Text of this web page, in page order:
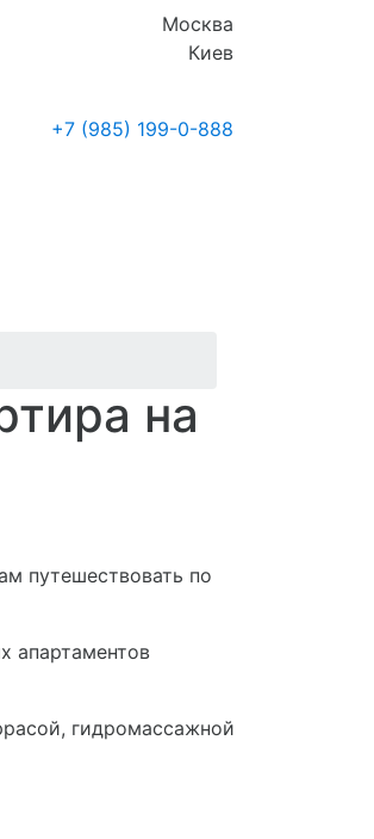
Москва
Киев
+7 (985) 199-0-888
на
путешествовать по
апартаментов
гидромассажной